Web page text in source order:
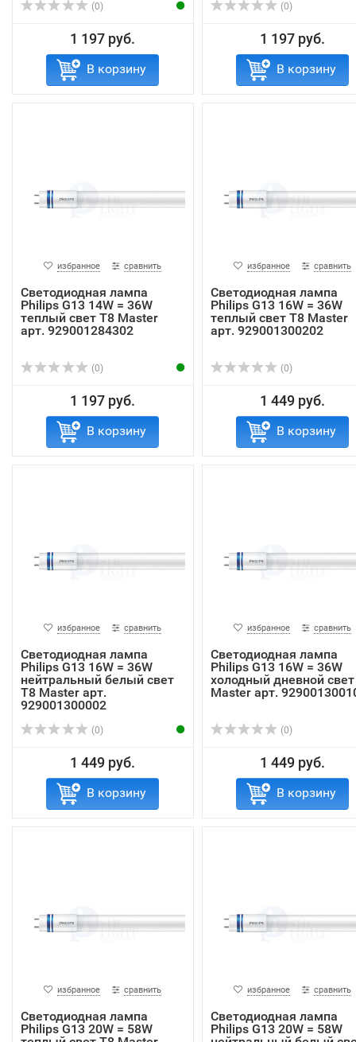
(0)
1 197 руб.
В корзину
(0)
1 197 руб.
В корзину
избранное сравнить
Светодиодная лампа
Philips G13 14W = 36W
теплый свет T8 Master
арт. 929001284302
(0)
1 197 руб.
В корзину
избранное сравнить
Светодиодная лампа
Philips G13 16W = 36W
теплый свет T8 Master
арт. 929001300202
(0)
1 449 руб.
В корзину
избранное сравнить
Светодиодная лампа
Philips G13 16W = 36W
нейтральный белый свет
T8 Master арт.
929001300002
(0)
1 449 руб.
В корзину
избранное сравнить
Светодиодная лампа
Philips G13 16W = 36W
холодный дневной
Master арт.
(0)
1 449 руб.
В корзину
избранное сравнить
Светодиодная лампа
Philips G13 20W = 58W
избранное сравнить
Светодиодная лампа
Philips G13 20W = 58W